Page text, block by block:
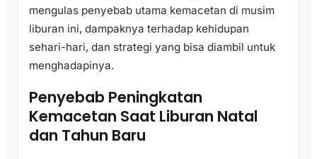
mengulas penyebab utama kemacetan di musim
liburan ini, dampaknya terhadap kehidupan
sehari-hari, dan strategi yang bisa diambil untuk
menghadapinya.
Penyebab Peningkatan
Kemacetan Saat Liburan Natal
dan Tahun Baru